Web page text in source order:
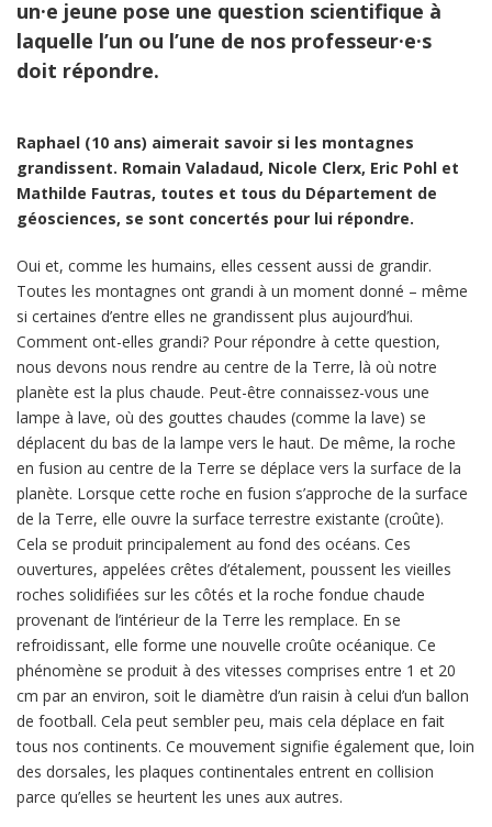
un·e jeune pose une question scientifique à
laquelle l’un ou l’une de nos professeur·e·s
doit répondre.
Raphael (10 ans) aimerait savoir si les montagnes
grandissent. Romain Valadaud, Nicole Clerx, Eric Pohl et
Mathilde Fautras, toutes et tous du Département de
géosciences, se sont concertés pour lui répondre.
Oui et, comme les humains, elles cessent aussi de grandir.
Toutes les montagnes ont grandi à un moment donné – même
si certaines d’entre elles ne grandissent plus aujourd’hui.
Comment ont-elles grandi? Pour répondre à cette question,
nous devons nous rendre au centre de la Terre, là où notre
planète est la plus chaude. Peut-être connaissez-vous une
lampe à lave, où des gouttes chaudes (comme la lave) se
déplacent du bas de la lampe vers le haut. De même, la roche
en fusion au centre de la Terre se déplace vers la surface de la
planète. Lorsque cette roche en fusion s’approche de la surface
de la Terre, elle ouvre la surface terrestre existante (croûte).
Cela se produit principalement au fond des océans. Ces
ouvertures, appelées crêtes d’étalement, poussent les vieilles
roches solidifiées sur les côtés et la roche fondue chaude
provenant de l’intérieur de la Terre les remplace. En se
refroidissant, elle forme une nouvelle croûte océanique. Ce
phénomène se produit à des vitesses comprises entre 1 et 20
cm par an environ, soit le diamètre d’un raisin à celui d’un ballon
de football. Cela peut sembler peu, mais cela déplace en fait
tous nos continents. Ce mouvement signifie également que, loin
des dorsales, les plaques continentales entrent en collision
parce qu’elles se heurtent les unes aux autres.